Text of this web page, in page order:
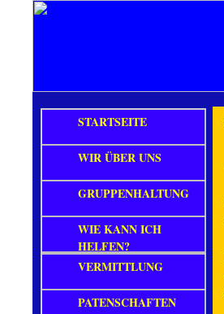
STARTSEITE
WIR ÜBER UNS
GRUPPENHALTUNG
WIE KANN ICH
HELFEN?
VERMITTLUNG
PATENSCHAFTEN